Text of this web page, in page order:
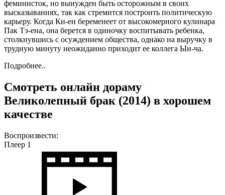
феминисток, но вынужден быть осторожным в своих
высказываниях, так как стремится построить политическую
карьеру. Когда Ки-ен беременеет от высокомерного кулинара
Пак Тэ-ена, она берется в одиночку воспитывать ребенка,
столкнувшись с осуждением общества, однако на выручку в
трудную минуту неожиданно приходит ее коллега Ын-ча.
Подробнее..
Смотреть онлайн дораму
Великолепный брак (2014) в хорошем
качестве
Воспроизвести:
Плеер 1